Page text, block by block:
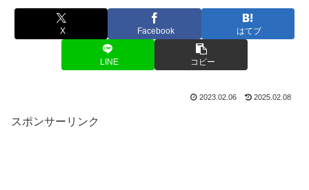
X Facebook はてブ
LINE コピー
2023.02.06 2025.02.08
スポンサーリンク